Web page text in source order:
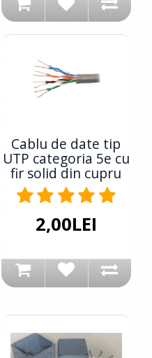
Cablu de date tip
UTP categoria 5e cu
fir solid din cupru
2,00LEI